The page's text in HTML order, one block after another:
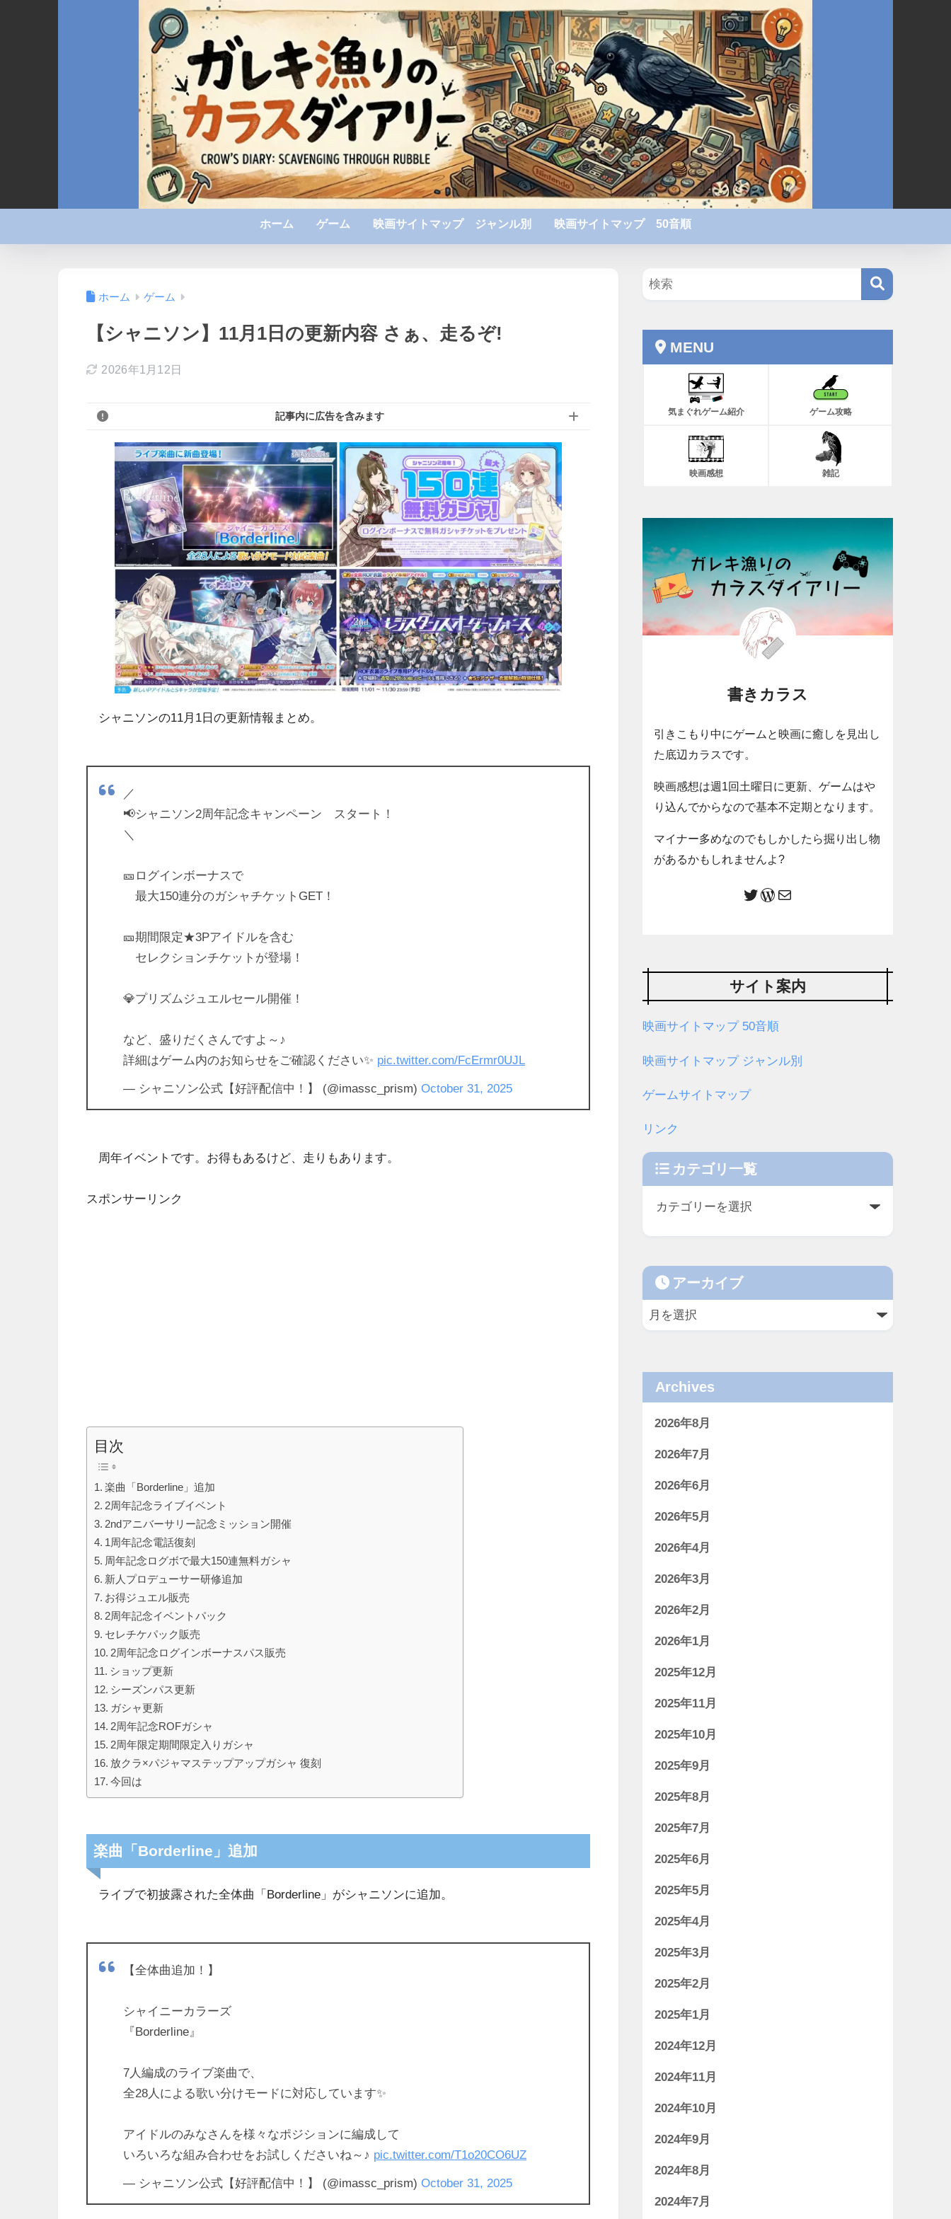
ホーム ゲーム 映画サイトマップ ジャンル別 映画サイトマップ 50音順
ホーム ゲーム
【シャニソン】11月1日の更新内容 さぁ、走るぞ!
2026年1月12日
記事内に広告を含みます
シャニソンの11月1日の更新情報まとめ。
／
📢シャニソン2周年記念キャンペーン スタート！
＼
🎫ログインボーナスで
最大150連分のガシャチケットGET！
🎫期間限定★3Pアイドルを含む
セレクションチケットが登場！
💎プリズムジュエルセール開催！
など、盛りだくさんですよ～♪
詳細はゲーム内のお知らせをご確認ください✨️ pic.twitter.com/FcErmr0UJL
— シャニソン公式【好評配信中！】 (@imassc_prism) October 31, 2025
周年イベントです。お得もあるけど、走りもあります。
スポンサーリンク
目次
楽曲「Borderline」追加
2周年記念ライブイベント
2ndアニバーサリー記念ミッション開催
1周年記念電話復刻
周年記念ログボで最大150連無料ガシャ
新人プロデューサー研修追加
お得ジュエル販売
2周年記念イベントパック
セレチケパック販売
2周年記念ログインボーナスパス販売
ショップ更新
シーズンパス更新
ガシャ更新
2周年記念ROFガシャ
2周年限定期間限定入りガシャ
放クラ×パジャマステップアップガシャ 復刻
今回は
楽曲「Borderline」追加
ライブで初披露された全体曲「Borderline」がシャニソンに追加。
【全体曲追加！】
シャイニーカラーズ
『Borderline』
7人編成のライブ楽曲で、
全28人による歌い分けモードに対応しています✨
アイドルのみなさんを様々なポジションに編成して
いろいろな組み合わせをお試しくださいね～♪ pic.twitter.com/T1o20CO6UZ
— シャニソン公式【好評配信中！】 (@imassc_prism) October 31, 2025
MENU
気まぐれゲーム紹介 ゲーム攻略
映画感想 雑記
書きカラス
引きこもり中にゲームと映画に癒しを見出し
た底辺カラスです。
映画感想は週1回土曜日に更新、ゲームはや
り込んでからなので基本不定期となります。
マイナー多めなのでもしかしたら掘り出し物
があるかもしれませんよ?
サイト案内
映画サイトマップ 50音順
映画サイトマップ ジャンル別
ゲームサイトマップ
リンク
カテゴリ一覧
アーカイブ
Archives
2026年8月
2026年7月
2026年6月
2026年5月
2026年4月
2026年3月
2026年2月
2026年1月
2025年12月
2025年11月
2025年10月
2025年9月
2025年8月
2025年7月
2025年6月
2025年5月
2025年4月
2025年3月
2025年2月
2025年1月
2024年12月
2024年11月
2024年10月
2024年9月
2024年8月
2024年7月